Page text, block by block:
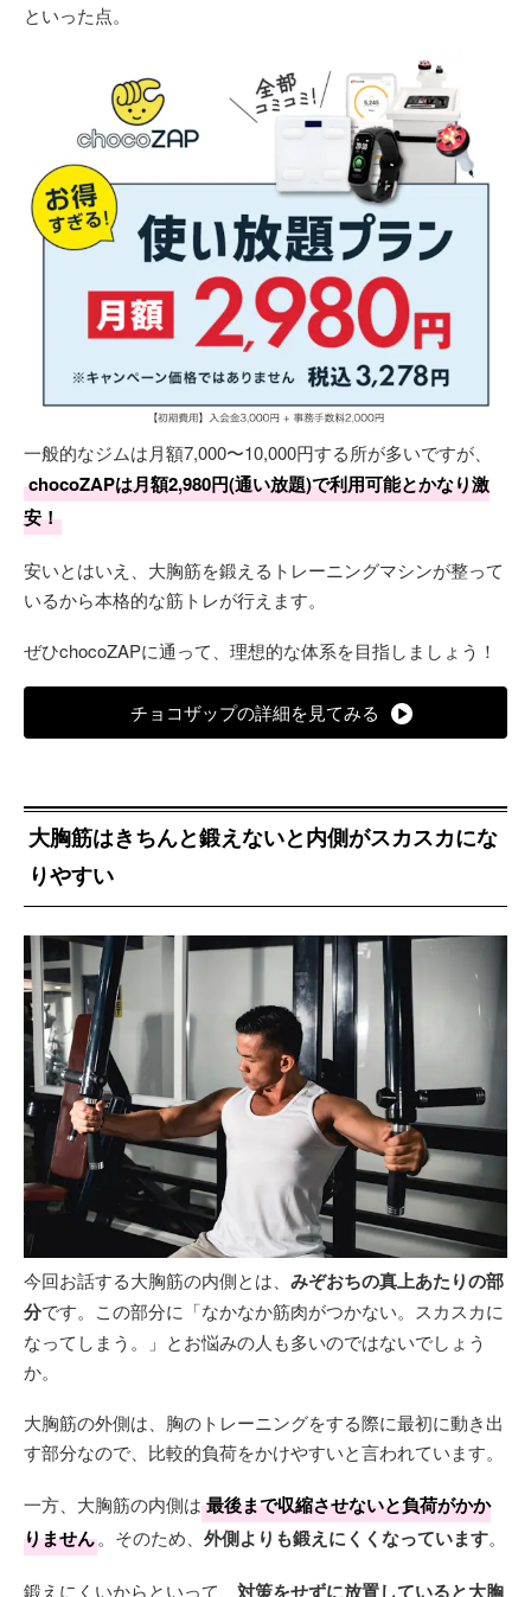
といった点。
一般的なジムは月額7,000〜10,000円する所が多いですが、
chocoZAPは月額2,980円(通い放題)で利用可能とかなり激
安！
安いとはいえ、大胸筋を鍛えるトレーニングマシンが整って
いるから本格的な筋トレが行えます。
ぜひchocoZAPに通って、理想的な体系を目指しましょう！
チョコザップの詳細を見てみる
大胸筋はきちんと鍛えないと内側がスカスカにな
りやすい
今回お話する大胸筋の内側とは、 みぞおちの真上あたりの部
分です。この部分に「なかなか筋肉がつかない。スカスカに
なってしまう。」とお悩みの人も多いのではないでしょう
か。
大胸筋の外側は、胸のトレーニングをする際に最初に動き出
す部分なので、比較的負荷をかけやすいと言われています。
一方、大胸筋の内側は 最後まで収縮させないと負荷がかか
りません。そのため、 外側よりも鍛えにくくなっています。
鍛えにくいからといって、 対策をせずに放置していると大胸